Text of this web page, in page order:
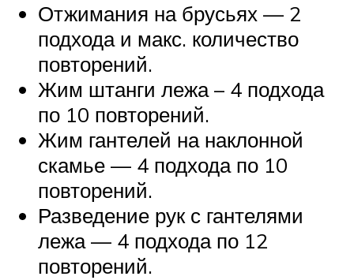
Отжимания на брусьях — 2
подхода и макс. количество
повторений.
Жим штанги лежа – 4 подхода
по 10 повторений.
Жим гантелей на наклонной
скамье — 4 подхода по 10
повторений.
Разведение рук с гантелями
лежа — 4 подхода по 12
повторений.